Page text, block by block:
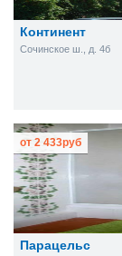
Континент
Сочинское ш., д. 4б
Парацельс
от 2 433руб